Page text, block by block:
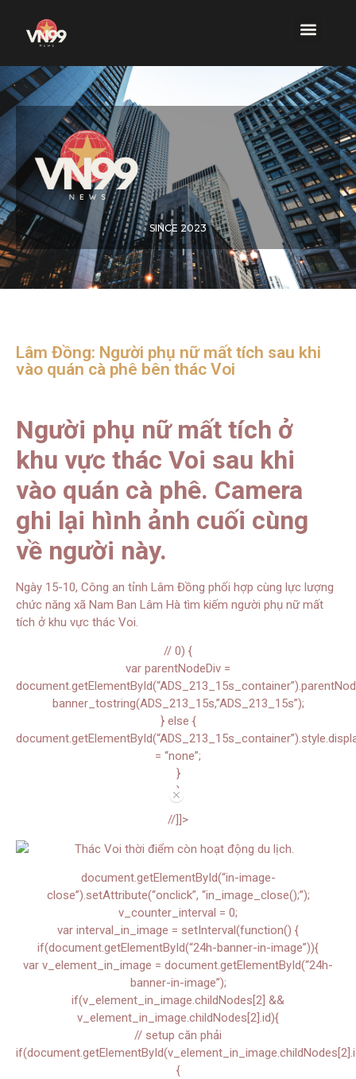
SINCE 2023
Lâm Đồng: Người phụ nữ mất tích sau khi
vào quán cà phê bên thác Voi
Người phụ nữ mất tích ở
khu vực thác Voi sau khi
vào quán cà phê. Camera
ghi lại hình ảnh cuối cùng
về người này.
Ngày 15-10, Công an tỉnh Lâm Đồng phối hợp cùng lực lượng
chức năng xã Nam Ban Lâm Hà tìm kiếm người phụ nữ mất
tích ở khu vực thác Voi.
// 0) {
var parentNodeDiv =
banner_tostring(ADS_213_15s,”ADS_213_15s”);
} else {
= “none”;
}
}
//]]>
//
document.getElementById(“in-image-
close”).setAttribute(“onclick”, “in_image_close();”);
v_counter_interval = 0;
var interval_in_image = setInterval(function() {
if(document.getElementById(“24h-banner-in-image”)){
var v_element_in_image = document.getElementById(“24h-
banner-in-image”);
if(v_element_in_image.childNodes[2] &&
v_element_in_image.childNodes[2].id){
// setup căn phải
{